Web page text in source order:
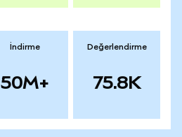
İndirme
50M+
Değerlendirme
75.8K